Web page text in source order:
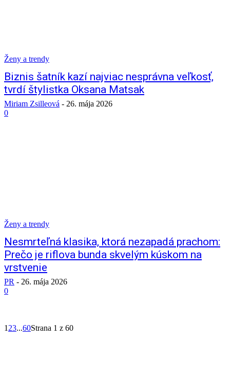
Ženy a trendy
Biznis šatník kazí najviac nesprávna veľkosť,
tvrdí štylistka Oksana Matsak
Miriam Zsilleová - 26. mája 2026
0
Ženy a trendy
Nesmrteľná klasika, ktorá nezapadá prachom:
Prečo je riflova bunda skvelým kúskom na
vrstvenie
PR - 26. mája 2026
0
1 23...60Strana 1 z 60